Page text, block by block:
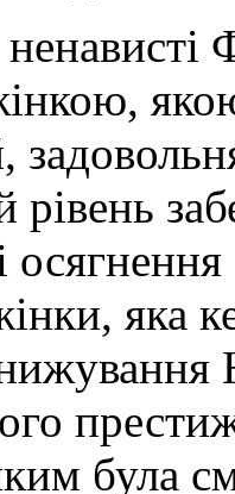
яка
була